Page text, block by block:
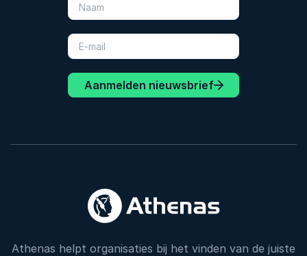
Aanmelden nieuwsbrief
Athenas helpt organisaties bij het vinden van de juiste